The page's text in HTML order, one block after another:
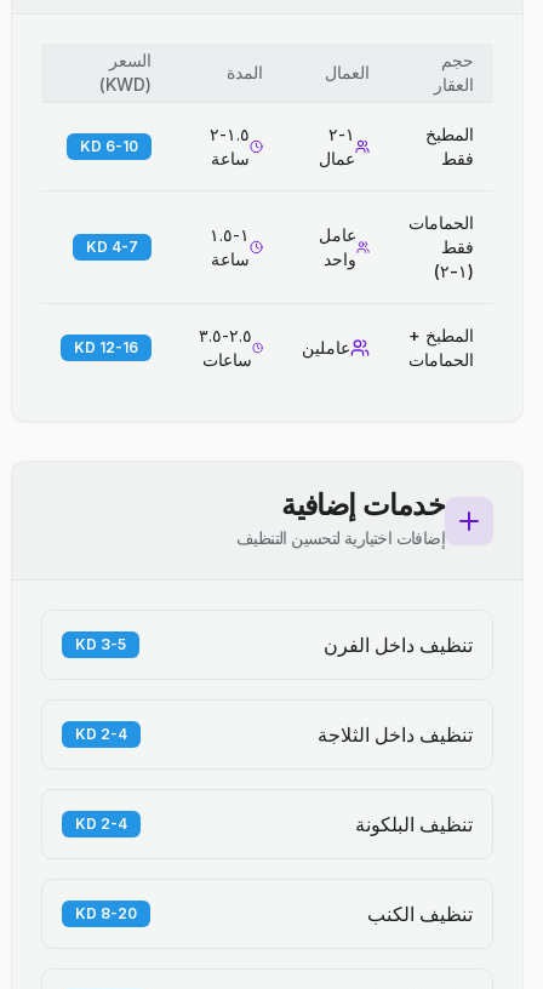
حجم
العقار
العمال المدة
السعر
(
KWD
)
المطبخ
فقط
١-٢
عمال
١.٥-٢
ساعة
6-10 KD
الحمامات
فقط
(١-٢)
عامل
واحد
١-١.٥
ساعة
4-7 KD
المطبخ +
الحمامات
عاملين
٢.٥-٣.٥
ساعات
12-16 KD
خدمات إضافية
إضافات اختيارية لتحسين التنظيف
تنظيف داخل الفرن 3-5 KD
تنظيف داخل الثلاجة 2-4 KD
تنظيف البلكونة 2-4 KD
تنظيف الكنب 8-20 KD